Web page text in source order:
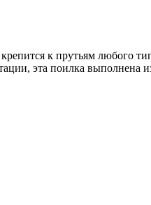
к прутьям любого
эта поилка